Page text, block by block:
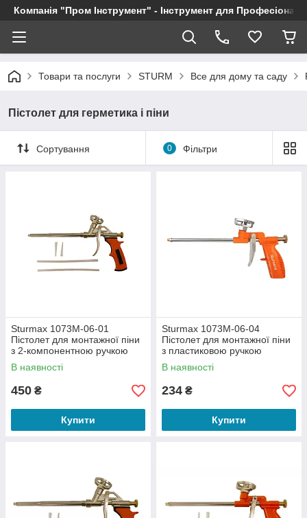
Компанія "Пром Інструмент" - Інструмент для
Товари та послуги STURM Все для дому та саду
Пістолет для герметика і піни
Сортування 0 Фільтри
Sturmax 1073M-06-01
Пістолет для монтажної піни
з 2-компонентною ручкою
В наявності
450 ₴
Купити
Sturmax 1073M-06-04
Пістолет для монтажної піни
з пластиковою ручкою
В наявності
234 ₴
Купити